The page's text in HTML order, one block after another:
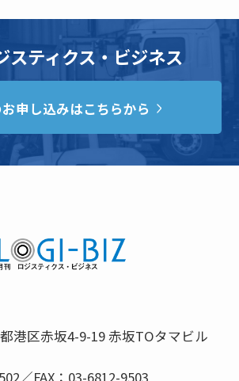
スティクス・ビジネス
申し込みはこちらから
港区赤坂4-9-19 赤坂TOタマビル
／FAX：03-6812-9503